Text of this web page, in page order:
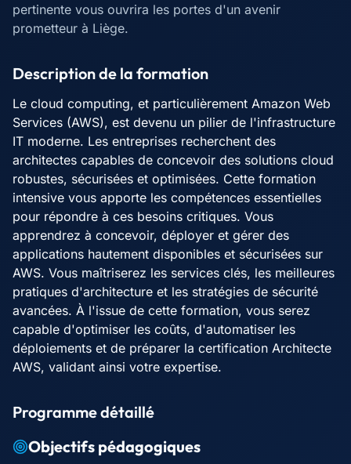
pertinente vous ouvrira les portes d'un avenir
prometteur à Liège.
Description de la formation
Le cloud computing, et particulièrement Amazon Web
Services (AWS), est devenu un pilier de l'infrastructure
IT moderne. Les entreprises recherchent des
architectes capables de concevoir des solutions cloud
robustes, sécurisées et optimisées. Cette formation
intensive vous apporte les compétences essentielles
pour répondre à ces besoins critiques. Vous
apprendrez à concevoir, déployer et gérer des
applications hautement disponibles et sécurisées sur
AWS. Vous maîtriserez les services clés, les meilleures
pratiques d'architecture et les stratégies de sécurité
avancées. À l'issue de cette formation, vous serez
capable d'optimiser les coûts, d'automatiser les
déploiements et de préparer la certification Architecte
AWS, validant ainsi votre expertise.
Programme détaillé
Objectifs pédagogiques